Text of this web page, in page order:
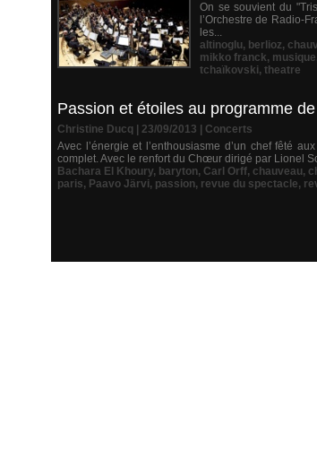
On se souvient du
l’Orchestre de Radio-
les...
altinoglu, berlioz,
mikko franck, musique
tchaïkovski, theatre
Passion et étoiles au programme
Christine Ducq | 23/09/2013
Concerts
Avec l’énergie et l’enthousiasme d’un chef fêté
complet. Avec le renfort du Chœur dirigé par Lionel
Bachara El Khoury, baryton, Carl Orff, chauveau,
paris, Paavo Järvi, passion, revue du spectacle,